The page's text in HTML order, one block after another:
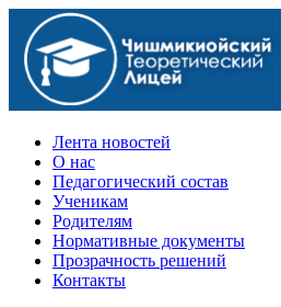
Официальный сайт учебного
Лента новостей
О нас
Педагогический состав
Ученикам
Родителям
Нормативные документы
Прозрачность решений
Контакты